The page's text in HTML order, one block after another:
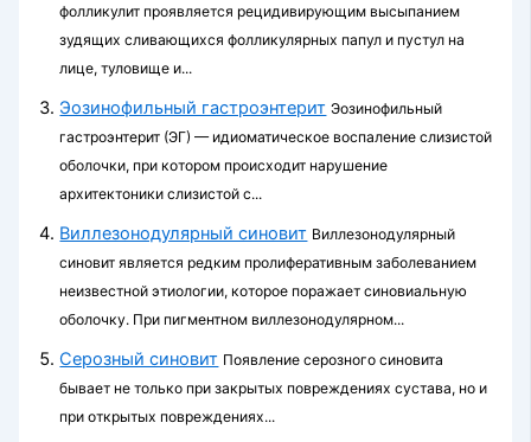
фолликулит проявляется рецидивирующим высыпанием
зудя­щих сливающихся фолликулярных папул и пустул на
лице, туловище и...
Эозинофильный гастроэнтерит Эозинофильный
гастроэнтерит (ЭГ) — идиоматическое воспаление слизистой
оболочки, при котором про­исходит нарушение
архитектоники слизистой с...
Виллезонодулярный синовит Виллезонодулярный
синовит является редким пролифера­тивным заболеванием
неизвестной этиологии, которое поражает синовиальную
оболочку. При пигментном виллезонодулярном...
Серозный синовит Появление серозного синовита
бывает не только при закрытых повреждениях сустава, но и
при открытых повреждениях...